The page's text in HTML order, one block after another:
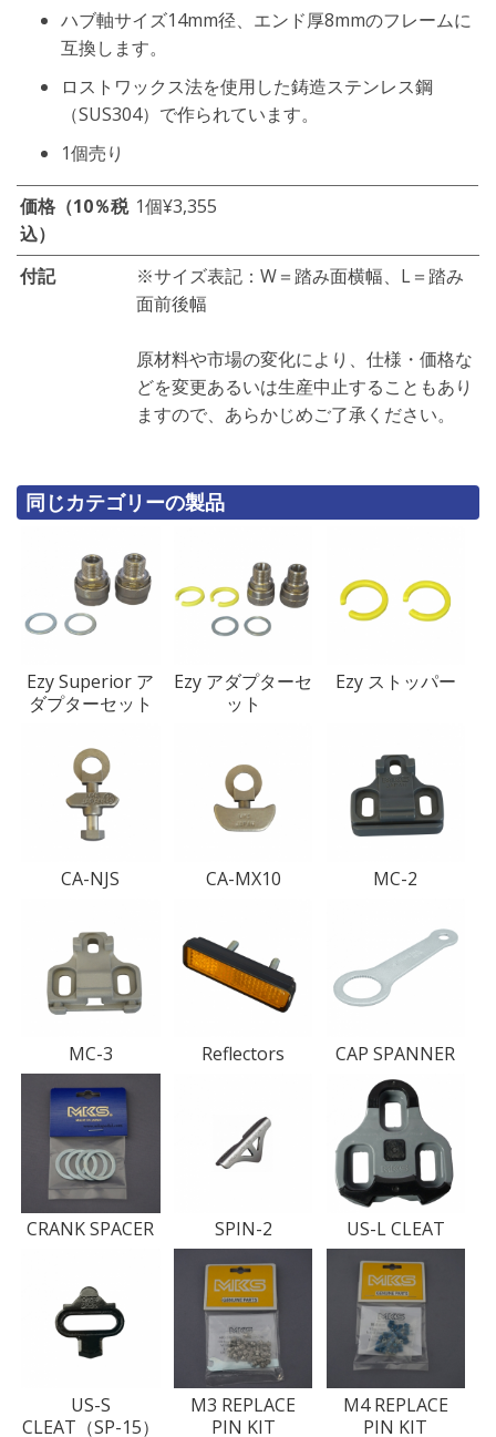
ハブ軸サイズ14mm径、エンド厚8mmのフレームに
互換します。
ロストワックス法を使用した鋳造ステンレス鋼
（SUS304）で作られています。
1個売り
価格（10％税
込）
1個¥3,355
付記
※サイズ表記：W＝踏み面横幅、L＝踏み
面前後幅
原材料や市場の変化により、仕様・価格な
どを変更あるいは生産中止することもあり
ますので、あらかじめご了承ください。
同じカテゴリーの製品
Ezy Superior ア
ダプターセット
Ezy アダプターセ
ット
Ezy ストッパー
CA-NJS CA-MX10 MC-2
MC-3 Reflectors CAP SPANNER
CRANK SPACER SPIN-2 US-L CLEAT
US-S
CLEAT（SP-15）
M3 REPLACE
PIN KIT
M4 REPLACE
PIN KIT